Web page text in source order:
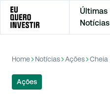
Últimas
Notícias
Home Notícias Ações
Ações